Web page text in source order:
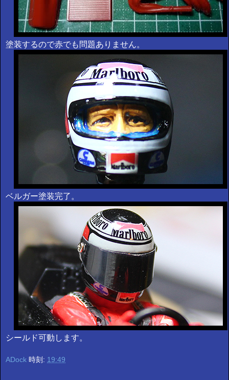
塗装するので赤でも問題ありません。
ベルガー塗装完了。
シールド可動します。
ADock 時刻: 19:49